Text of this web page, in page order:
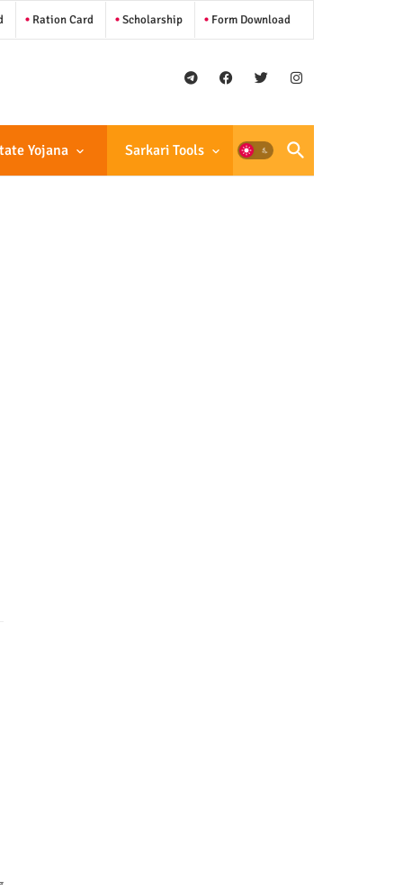
Ration Card Scholarship Form Download
Yojana Sarkari Tools